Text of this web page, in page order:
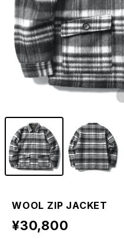
WOOL ZIP JACKET
¥30,800